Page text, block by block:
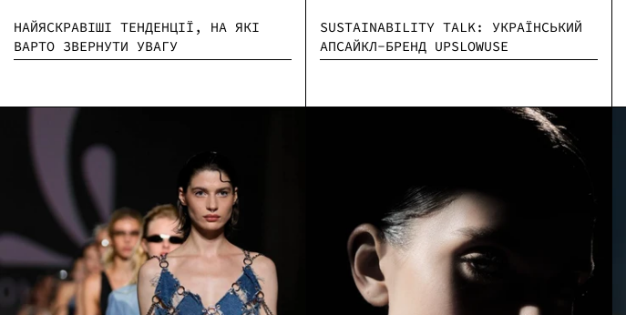
НАЙЯСКРАВІШІ ТЕНДЕНЦІЇ, НА ЯКІ
ВАРТО ЗВЕРНУТИ УВАГУ
SUSTAINABILITY TALK: УКРАЇНСЬКИЙ
АПСАЙКЛ-БРЕНД UPSLOWUSE